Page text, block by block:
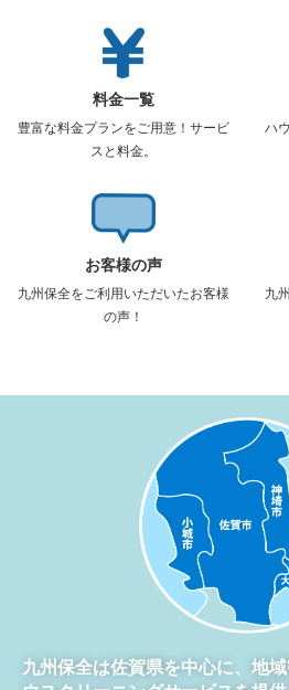
料金一覧
豊富な料金プランをご用意！サービ
スと料金。
ハ
お客様の声
九州保全をご利用いただいたお客様
の声！
九
九州保全は佐賀県を中心に、地